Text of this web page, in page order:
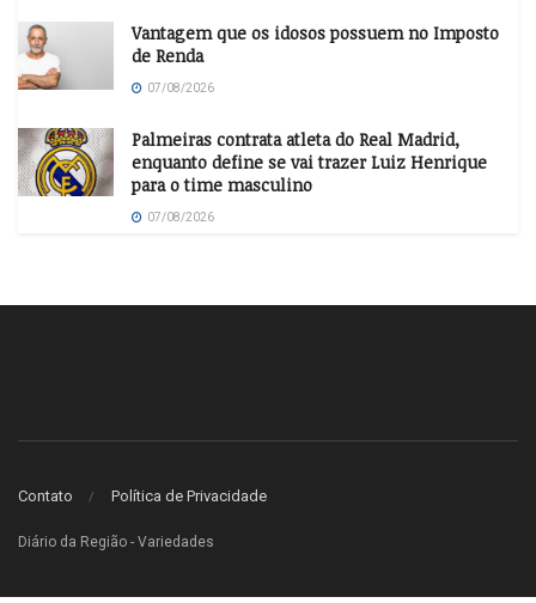
Vantagem que os idosos possuem no Imposto
de Renda
07/08/2026
Palmeiras contrata atleta do Real Madrid,
enquanto define se vai trazer Luiz Henrique
para o time masculino
07/08/2026
Contato Política de Privacidade
Diário da Região - Variedades